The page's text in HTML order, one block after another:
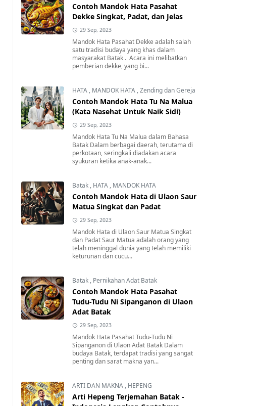
Contoh Mandok Hata Pasahat
Dekke Singkat, Padat, dan Jelas
29 Sep, 2023
Mandok Hata Pasahat Dekke adalah salah
satu tradisi budaya yang khas dalam
masyarakat Batak . Acara ini melibatkan
pemberian dekke, yang bi...
HATA , MANDOK HATA ,Zending dan Gereja
Contoh Mandok Hata Tu Na Malua
(Kata Nasehat Untuk Naik Sidi)
29 Sep, 2023
Mandok Hata Tu Na Malua dalam Bahasa
Batak Dalam berbagai daerah, terutama di
perkotaan, seringkali diadakan acara
syukuran ketika anak-anak...
Batak , HATA , MANDOK HATA
Contoh Mandok Hata di Ulaon Saur
Matua Singkat dan Padat
29 Sep, 2023
Mandok Hata di Ulaon Saur Matua Singkat
dan Padat Saur Matua adalah orang yang
telah meninggal dunia yang telah memiliki
keturunan dan cucu...
Batak , Pernikahan Adat Batak
Contoh Mandok Hata Pasahat
Tudu-Tudu Ni Sipanganon di Ulaon
Adat Batak
29 Sep, 2023
Mandok Hata Pasahat Tudu-Tudu Ni
Sipanganon di Ulaon Adat Batak Dalam
budaya Batak, terdapat tradisi yang sangat
penting dan sarat makna yan...
ARTI DAN MAKNA , HEPENG
Arti Hepeng Terjemahan Batak -